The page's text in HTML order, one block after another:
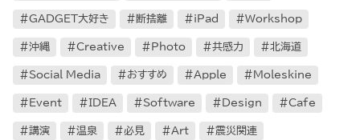
GADGET大好き 断捨離 iPad Workshop
沖縄 Creative Photo 共感力 北海道
Social Media おすすめ Apple Moleskine
Event IDEA Software Design Cafe
講演 温泉 必見 Art 震災関連